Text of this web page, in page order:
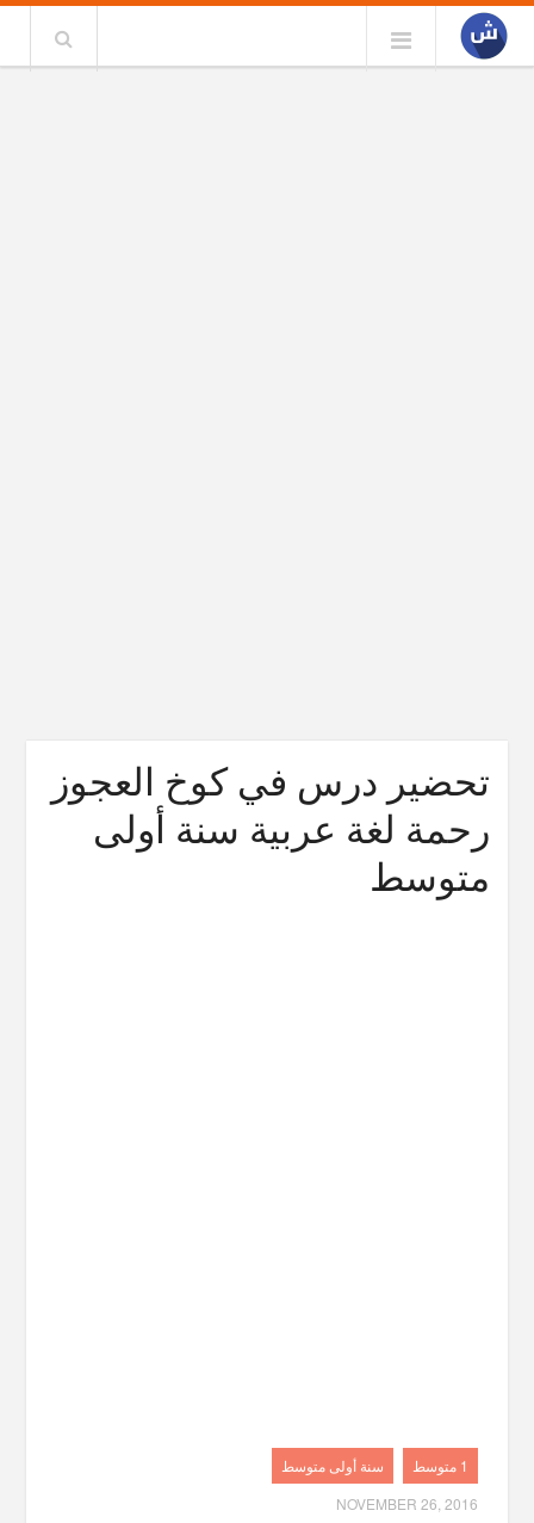
تحضير درس في كوخ العجوز
رحمة لغة عربية سنة أولى
متوسط
1 متوسط
سنة أولى متوسط
NOVEMBER 26, 2016